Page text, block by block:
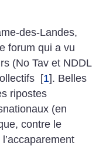
des-Landes,
forum qui a vu
(No Tav et NDDL
[1]. Belles
ripostes
(en
contre le